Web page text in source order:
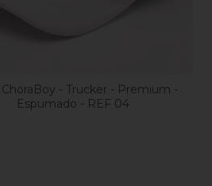
- Trucker - Premium -
Espumado - REF 04